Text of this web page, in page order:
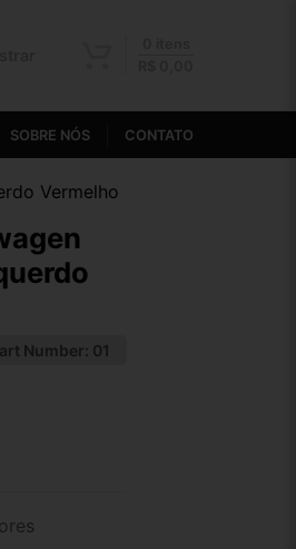
SOBRE NÓS CONTATO
Vermelho
Number: 01